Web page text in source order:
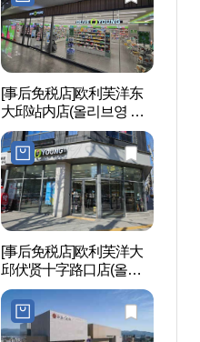
[事后免税店]欧利芙洋东
大邱站内店(올리브영 동
대구역사점)
[事后免税店]欧利芙洋大
邱伏贤十字路口店(올리
브영 대구복현네거리점)